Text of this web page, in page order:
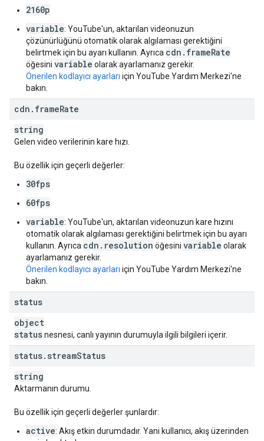
2160p
variable: YouTube'un, aktarılan videonuzun
çözünürlüğünü otomatik olarak algılaması gerektiğini
belirtmek için bu ayarı kullanın. Ayrıca cdn.frameRate
öğesini variable olarak ayarlamanız gerekir.
Önerilen kodlayıcı ayarları için YouTube Yardım Merkezi'ne
bakın.
cdn . frameRate
string
Gelen video verilerinin kare hızı.
Bu özellik için geçerli değerler:
30fps
60fps
variable: YouTube'un, aktarılan videonuzun kare hızını
otomatik olarak algılaması gerektiğini belirtmek için bu ayarı
kullanın. Ayrıca cdn.resolution öğesini variable olarak
ayarlamanız gerekir.
Önerilen kodlayıcı ayarları için YouTube Yardım Merkezi'ne
bakın.
status
object
statusnesnesi, canlı yayının durumuyla ilgili bilgileri içerir.
status. streamStatus
string
Aktarmanın durumu.
Bu özellik için geçerli değerler şunlardır:
active: Akış etkin durumdadır. Yani kullanıcı, akış üzerinden